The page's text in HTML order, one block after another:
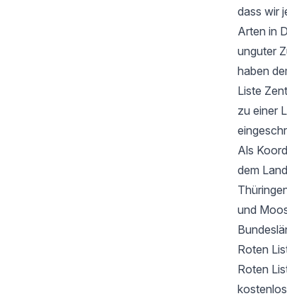
dass wir
Arten in
unguter
haben
Liste
zu einer
Als
dem
und
Roten
Roten